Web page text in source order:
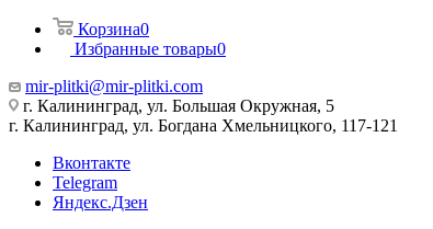
Корзина0
Избранные товары0
mir-plitki@mir-plitki.com
г. Калининград, ул. Большая Окружная, 5
г. Калининград, ул. Богдана Хмельницкого, 117-121
Вконтакте
Telegram
Яндекс.Дзен